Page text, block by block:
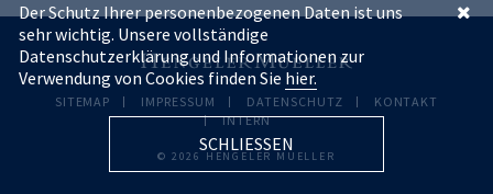
SITEMAP IMPRESSUM DATENSCHUTZ
KONTAKT
INTERN
© 2026 HENGELER MUELLER
Der Schutz Ihrer personenbezogenen Daten ist uns
sehr wichtig. Unsere vollständige
Datenschutzerklärung und Informationen zur
Verwendung von Cookies finden Sie hier.
SCHLIESSEN